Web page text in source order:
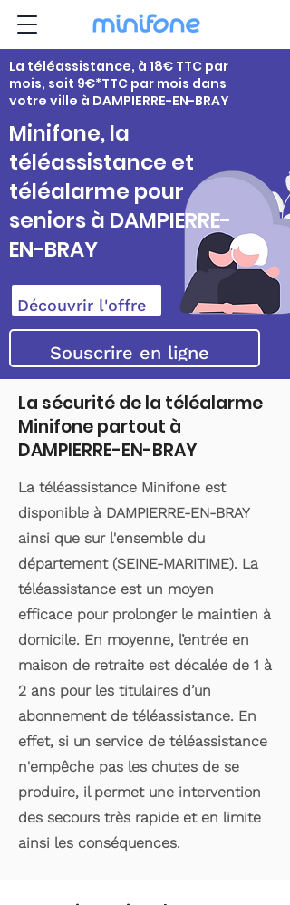
La téléassistance, à 18€ TTC par
mois, soit 9€*TTC par mois dans
votre ville à DAMPIERRE-EN-BRAY
Minifone, la
téléassistance et
téléalarme pour
seniors à DAMPIERRE-
EN-BRAY
Découvrir l'offre
Souscrire en ligne
La sécurité de la téléalarme
Minifone partout à
DAMPIERRE-EN-BRAY
La téléassistance Minifone est
disponible à DAMPIERRE-EN-BRAY
ainsi que sur l'ensemble du
département (SEINE-MARITIME). La
téléassistance est un moyen
efficace pour prolonger le maintien à
domicile. En moyenne, l’entrée en
maison de retraite est décalée de 1 à
2 ans pour les titulaires d’un
abonnement de téléassistance. En
effet, si un service de téléassistance
n'empêche pas les chutes de se
produire, il permet une intervention
des secours très rapide et en limite
ainsi les conséquences.